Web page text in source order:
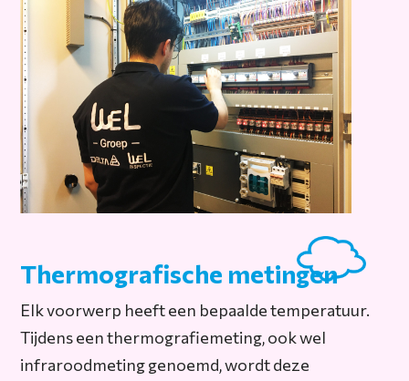
Thermografische metingen
Elk voorwerp heeft een bepaalde temperatuur.
Tijdens een thermografiemeting, ook wel
infraroodmeting genoemd, wordt deze